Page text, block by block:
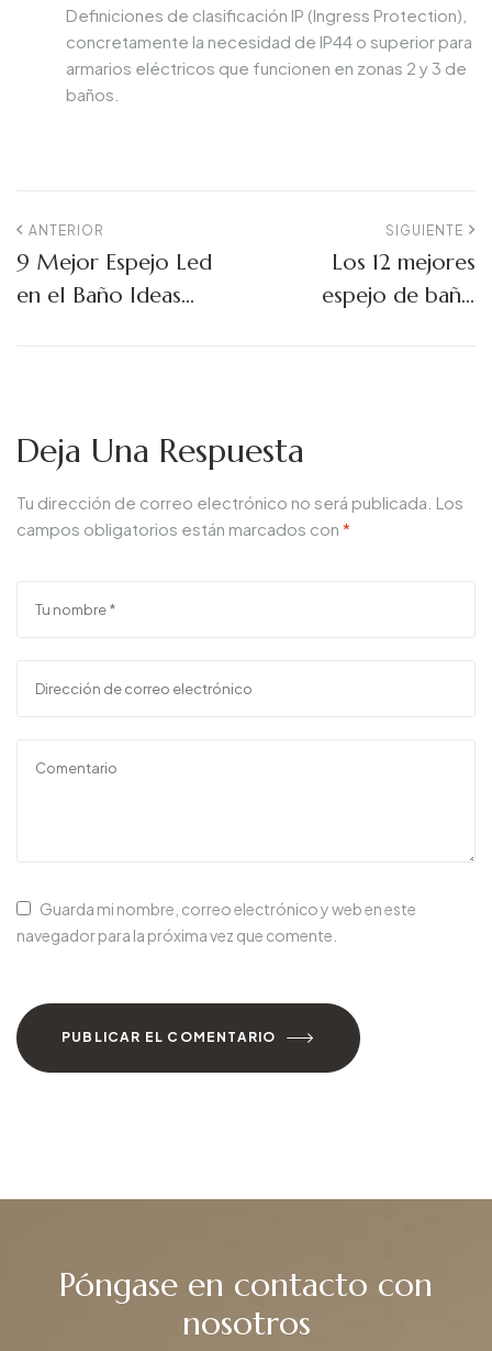
Definiciones de clasificación IP (Ingress Protection),
concretamente la necesidad de IP44 o superior para
armarios eléctricos que funcionen en zonas 2 y 3 de
baños.
ANTERIOR
9 Mejor Espejo Led
en el Baño Ideas
SIGUIENTE
Los 12 mejores
espejo de baño
Deja Una Respuesta
Tu dirección de correo electrónico no será publicada. Los
campos obligatorios están marcados con *
Guarda mi nombre, correo electrónico y web en este
navegador para la próxima vez que comente.
PUBLICAR EL COMENTARIO
Póngase en contacto con
nosotros